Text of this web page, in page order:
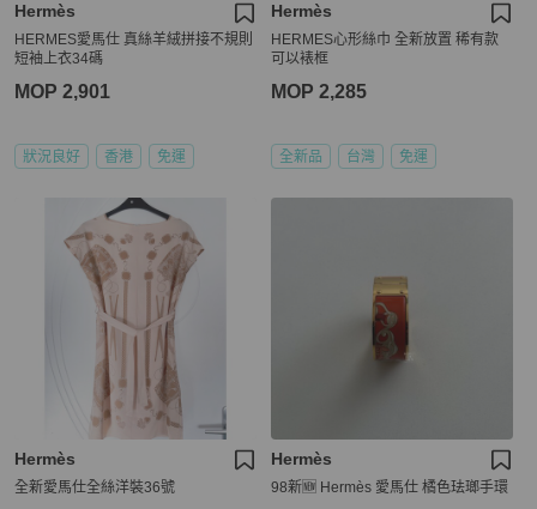
Hermès
HERMES愛馬仕 真絲羊絨拼接不規則
短袖上衣34碼
MOP 2,901
狀況良好 香港 免運
Hermès
HERMES心形絲巾 全新放置 稀有款
可以裱框
MOP 2,285
全新品 台灣 免運
Hermès
全新愛馬仕全絲洋裝36號
Hermès
98新🆕 Hermès 愛馬仕 橘色珐瑯手環